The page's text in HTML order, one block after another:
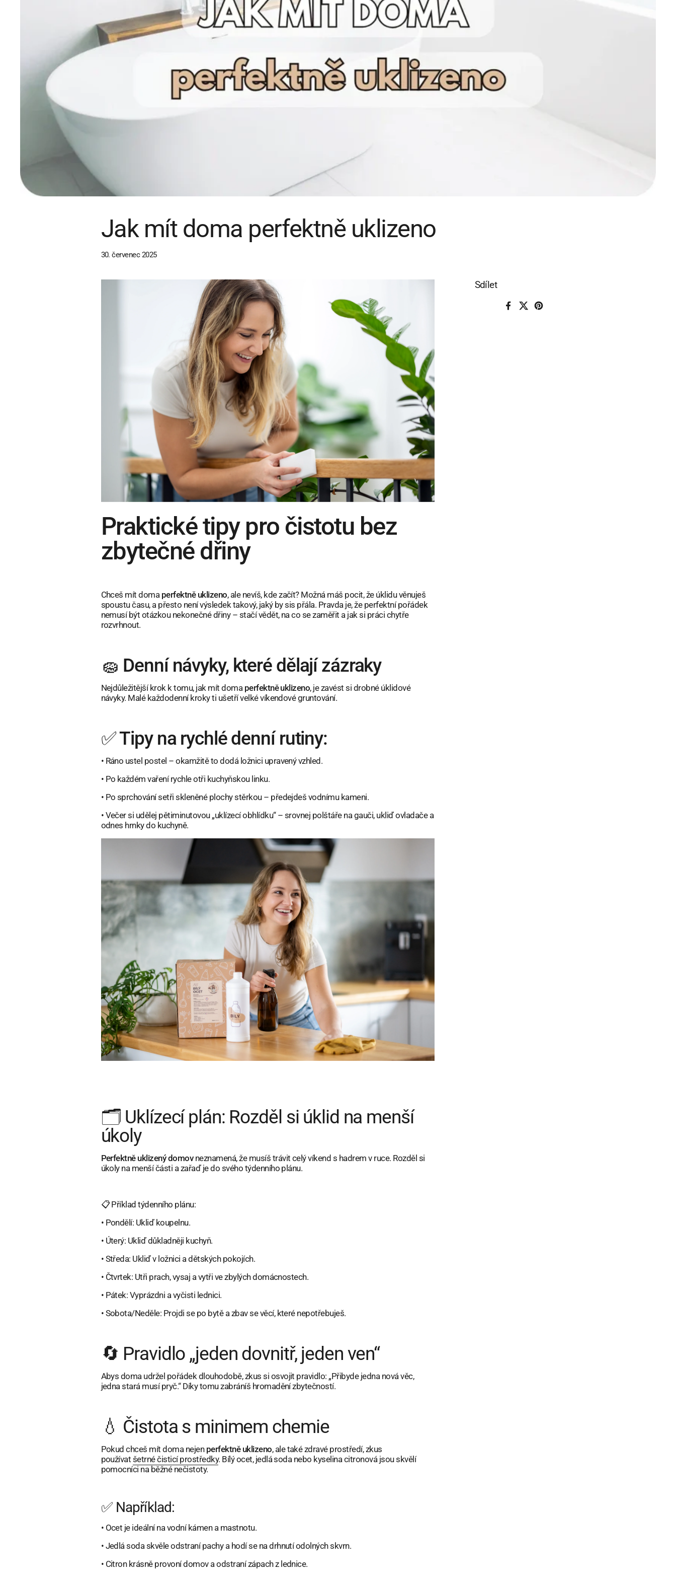
Jak mít doma perfektně uklizeno
30. červenec 2025
Sdílet
Facebook
X (Twitter)
Pinterest
Praktické tipy pro čistotu bez
zbytečné dřiny
Chceš mít doma perfektně uklizeno, ale nevíš, kde začít? Možná máš pocit, že úklidu věnuješ
spoustu času, a přesto není výsledek takový, jaký by sis přála. Pravda je, že perfektní pořádek
nemusí být otázkou nekonečné dřiny – stačí vědět, na co se zaměřit a jak si práci chytře
rozvrhnout.
🧽 Denní návyky, které dělají zázraky
Nejdůležitější krok k tomu, jak mít doma perfektně uklizeno, je zavést si drobné úklidové
návyky. Malé každodenní kroky ti ušetří velké víkendové gruntování.
✅ Tipy na rychlé denní rutiny:
• Ráno ustel postel – okamžitě to dodá ložnici upravený vzhled.
• Po každém vaření rychle otři kuchyňskou linku.
• Po sprchování setři skleněné plochy stěrkou – předejdeš vodnímu kameni.
• Večer si udělej pětiminutovou „uklízecí obhlídku“ – srovnej polštáře na gauči, ukliď ovladače a
odnes hrnky do kuchyně.
🗂️ Uklízecí plán: Rozděl si úklid na menší
úkoly
Perfektně uklizený domovneznamená, že musíš trávit celý víkend s hadrem v ruce. Rozděl si
úkoly na menší části a zařaď je do svého týdenního plánu.
📋 Příklad týdenního plánu:
• Pondělí: Ukliď koupelnu.
• Úterý: Ukliď důkladněji kuchyň.
• Středa: Ukliď v ložnici a dětských pokojích.
• Čtvrtek: Utři prach, vysaj a vytři ve zbylých domácnostech.
• Pátek: Vyprázdni a vyčisti lednici.
• Sobota/Neděle: Projdi se po bytě a zbav se věcí, které nepotřebuješ.
🔄 Pravidlo „jeden dovnitř, jeden ven“
Abys doma udržel pořádek dlouhodobě, zkus si osvojit pravidlo: „Přibyde jedna nová věc,
jedna stará musí pryč.“ Díky tomu zabráníš hromadění zbytečností.
💧 Čistota s minimem chemie
Pokud chceš mít doma nejen perfektně uklizeno, ale také zdravé prostředí, zkus
používat šetrné čisticí prostředky. Bílý ocet, jedlá soda nebo kyselina citronová jsou skvělí
pomocníci na běžné nečistoty.
✅ Například:
• Ocet je ideální na vodní kámen a mastnotu.
• Jedlá soda skvěle odstraní pachy a hodí se na drhnutí odolných skvrn.
• Citron krásně provoní domov a odstraní zápach z lednice.